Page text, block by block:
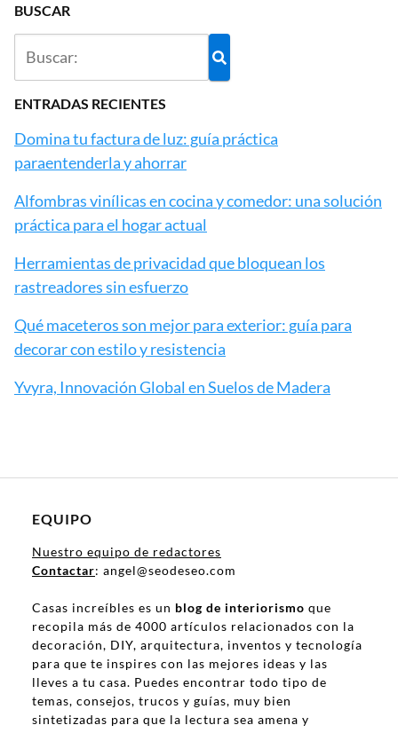
BUSCAR
ENTRADAS RECIENTES
Domina tu factura de luz: guía práctica
paraentenderla y ahorrar
Alfombras vinílicas en cocina y comedor: una solución
práctica para el hogar actual
Herramientas de privacidad que bloquean los
rastreadores sin esfuerzo
Qué maceteros son mejor para exterior: guía para
decorar con estilo y resistencia
Yvyra, Innovación Global en Suelos de Madera
EQUIPO
Nuestro equipo de redactores
Contactar: angel@seodeseo.com
Casas increíbles es un blog de interiorismo que
recopila más de 4000 artículos relacionados con la
decoración, DIY, arquitectura, inventos y tecnología
para que te inspires con las mejores ideas y las
lleves a tu casa. Puedes encontrar todo tipo de
temas, consejos, trucos y guías, muy bien
sintetizadas para que la lectura sea amena y